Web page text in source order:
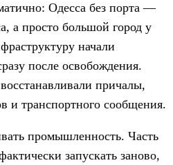
Одесса без порта —
а просто большой город у
начали
после освобождения.
причалы,
и транспортного сообщения.
промышленность. Часть
запускать заново,